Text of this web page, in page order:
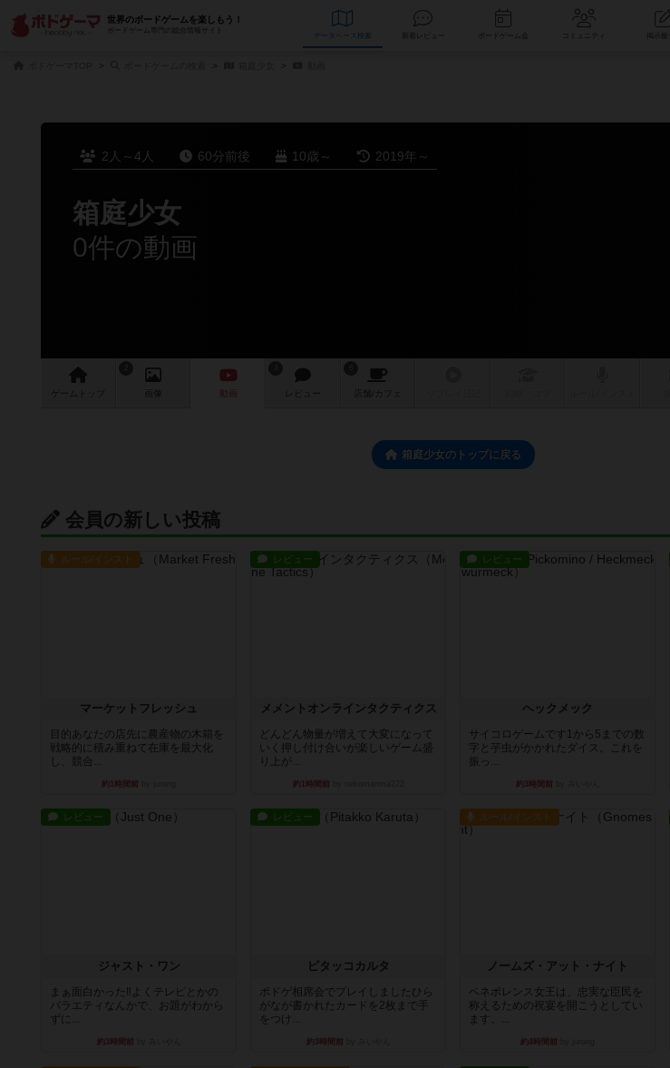
世界のボードゲームを楽しもう！
ボードゲーム専門の総合情報サイト
データベース コミュニティ
2人～4人 60分前後 10歳～ 2019年～
箱庭少女
0件の動画
ゲーム 画像 レビュー 店舗/ カフェ
箱庭少女のトップに戻る
会員の新しい投稿
ルール/インスト
マーケットフレッシュ
目的あなたの店先に農産物の木箱を
戦略的に積み重ねて在庫を最大化
し、競合...
約1時間前
レビュー
メメントオンラインタクティクス
どんどん物量が増えて大変になって
いく押し付け合いが楽しいゲーム盛
り上が...
約1時間前
レビュー
ヘックメック
サイコロゲームです1から5までの数
字と芋虫がかかれたダイス。これを
振っ...
約3時間前
レビュー
ジャスト・ワン
まぁ面白かった‼️よくテレビとかの
バラエティなんかで、お題がわから
ずに...
約3時間前
レビュー
ピタッコカルタ
ボドゲ相席会でプレイしましたひら
がなが書かれたカードを2枚まで手
をつけ...
約3時間前
ルール/インスト
ノームズ・アット・ナイト
ベネボレンス女王は、忠実な臣民を
称えるための祝宴を開こうとしてい
ます。...
約4時間前